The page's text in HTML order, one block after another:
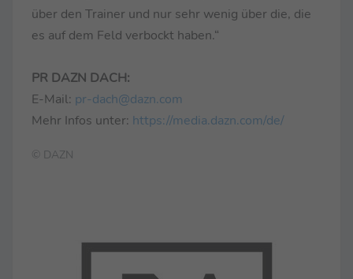
über den Trainer und nur sehr wenig über die, die
es auf dem Feld verbockt haben.“
PR DAZN DACH:
E-Mail: pr-dach@dazn.com
Mehr Infos unter: https://media.dazn.com/de/
© DAZN